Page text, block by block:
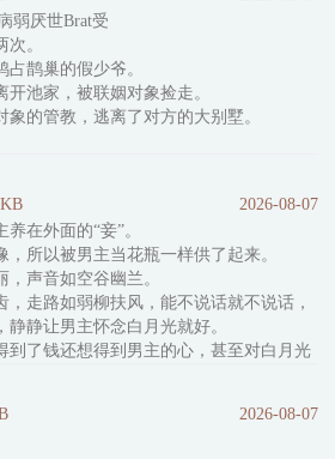
“炮灰”的，怎么跟“炮灰”在一起了？】
】
弱厌世Brat受
。
鹊巢的假少爷。
池家，被联姻对象捡走。
的管教，逃离了对方的大别墅。
池家的商业合作伙伴，沉稳冷静，深不
美的结婚对象。
大都叫他“薄叔叔”。
享受自由的成年生活，就被婚约嫁给了薄
2026-08-07
在外面的“妾”。
所以被男主当花瓶一样供了起来。
声音如空谷幽兰。
，走路如弱柳扶风，能不说话就不说话，
静让男主怀念白月光就好。
到了钱还想得到男主的心，甚至对白月光
果了替身。
主终于与白月光在一起。
，只要不笑不说话就可以拿钱，哪来的好
2026-08-07